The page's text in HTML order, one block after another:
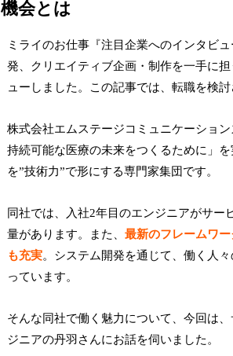
機会とは
ミライのお仕事『注目企業へのインタビ
発、クリエイティブ企画・制作を一手に
ューしました。この記事では、転職を検
株式会社エムステージコミュニケーショ
持続可能な医療の未来をつくるために」
を”技術力”で形にする専門家集団です。
同社では、入社2年目のエンジニアがサ
量があります。また、 最新のフレームワ
も充実。システム開発を通じて、働く人
っています。
そんな同社で働く魅力について、今回は
ジニアの丹羽さんにお話を伺いました。